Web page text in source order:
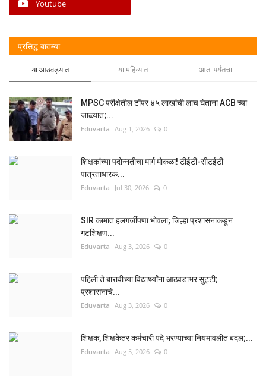
Youtube
प्रसिद्ध बातम्या
या आठवड्यात या महिन्यात आता पर्यंतचा
MPSC परीक्षेतील टॉपर ४५ लाखांची लाच घेताना ACB च्या
जाळ्यात;...
Eduvarta Aug 1, 2026 0
शिक्षकांच्या पदोन्नतीचा मार्ग मोकळा! टीईटी-सीटईटी
पात्रताधारक...
Eduvarta Jul 30, 2026 0
SIR कामात हलगर्जीपणा भोवला; जिल्हा प्रशासनाकडून
गटशिक्षण...
Eduvarta Aug 3, 2026 0
पहिली ते बारावीच्या विद्यार्थ्यांना आठवडाभर सुट्टी;
प्रशासनाचे...
Eduvarta Aug 3, 2026 0
शिक्षक, शिक्षकेतर कर्मचारी पदे भरण्याच्या नियमावलीत बदल;...
Eduvarta Aug 5, 2026 0